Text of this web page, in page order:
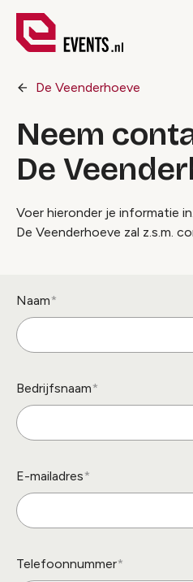
De Veenderhoeve
Neem
De
Voer hieronder je informatie
De Veenderhoeve zal z.s.m.
Naam
Bedrijfsnaam
E-mailadres
Telefoonnummer